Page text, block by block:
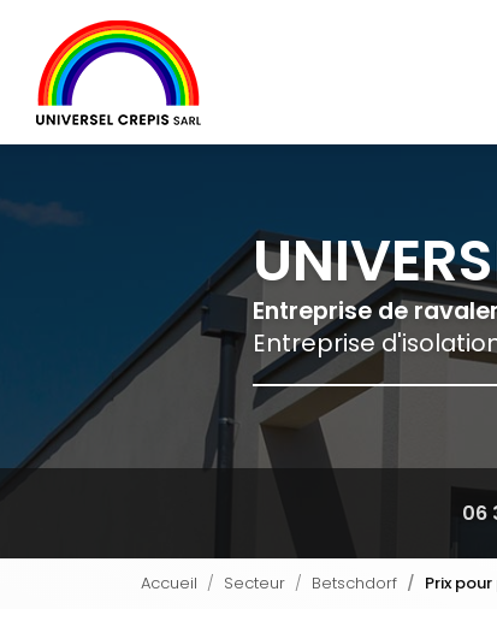
contenu
principal
Entreprise de
Entreprise
06
Accueil Secteur Betschdorf Prix